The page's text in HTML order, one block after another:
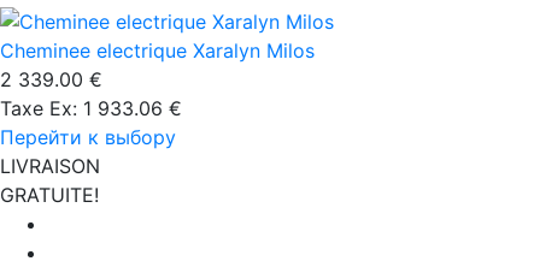
Cheminee electrique Xaralyn Milos
2 339.00 €
Taxe Ex: 1 933.06 €
Перейти к выбору
LIVRAISON
GRATUITE!